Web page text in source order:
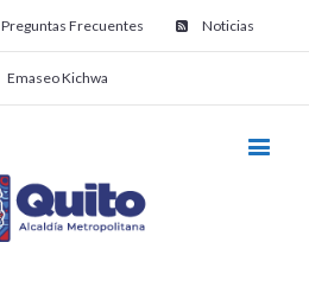
Preguntas Frecuentes Noticias
Emaseo Kichwa